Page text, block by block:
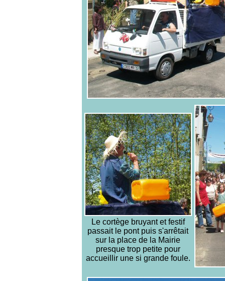
Le cortège bruyant et festif
passait le pont puis s'arrêtait
sur la place de la Mairie
presque trop petite pour
accueillir une si grande foule.